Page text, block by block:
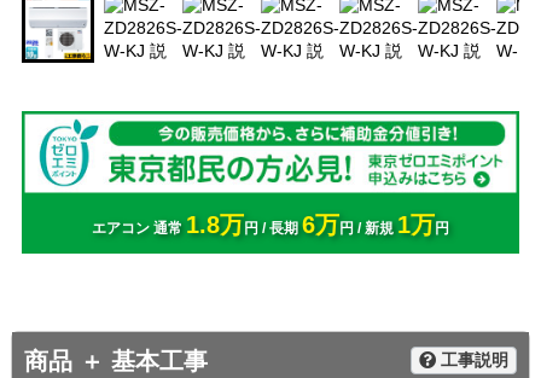
エアコン 通常 1.8万円 / 長期 6万円 / 新規 1万円
商品 ＋ 基本工事 工事説明